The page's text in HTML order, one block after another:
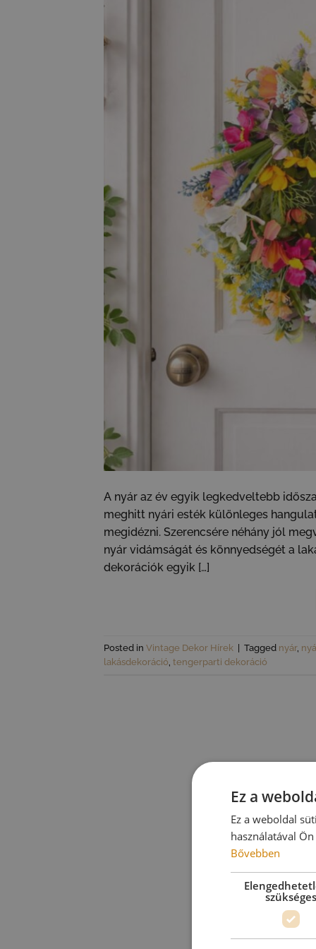
A nyár az év egyik legkedveltebb
meghitt nyári esték különleges
megidézni. Szerencsére néhány jól
nyár vidámságát és könnyedségét a
dekorációk egyik […]
Posted in Vintage Dekor Hírek | Tagged nyár,
lakásdekoráció tengerparti dekoráció
Ez a
Ez a weboldal
használatával
Bővebben
szükséges